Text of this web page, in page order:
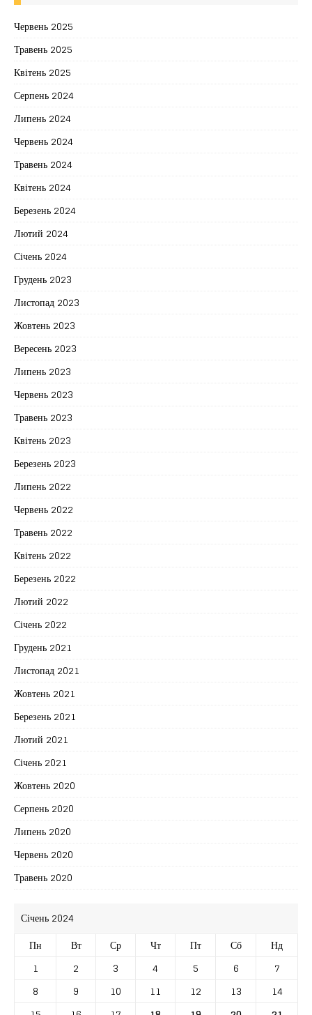
Червень 2025
Травень 2025
Квітень 2025
Серпень 2024
Липень 2024
Червень 2024
Травень 2024
Квітень 2024
Березень 2024
Лютий 2024
Січень 2024
Грудень 2023
Листопад 2023
Жовтень 2023
Вересень 2023
Липень 2023
Червень 2023
Травень 2023
Квітень 2023
Березень 2023
Липень 2022
Червень 2022
Травень 2022
Квітень 2022
Березень 2022
Лютий 2022
Січень 2022
Грудень 2021
Листопад 2021
Жовтень 2021
Березень 2021
Лютий 2021
Січень 2021
Жовтень 2020
Серпень 2020
Липень 2020
Червень 2020
Травень 2020
Січень 2024
Пн
Вт Ср Чт Пт Сб
Нд
1
2 3 4 5 6
7
8
9 10 11 12 13
14